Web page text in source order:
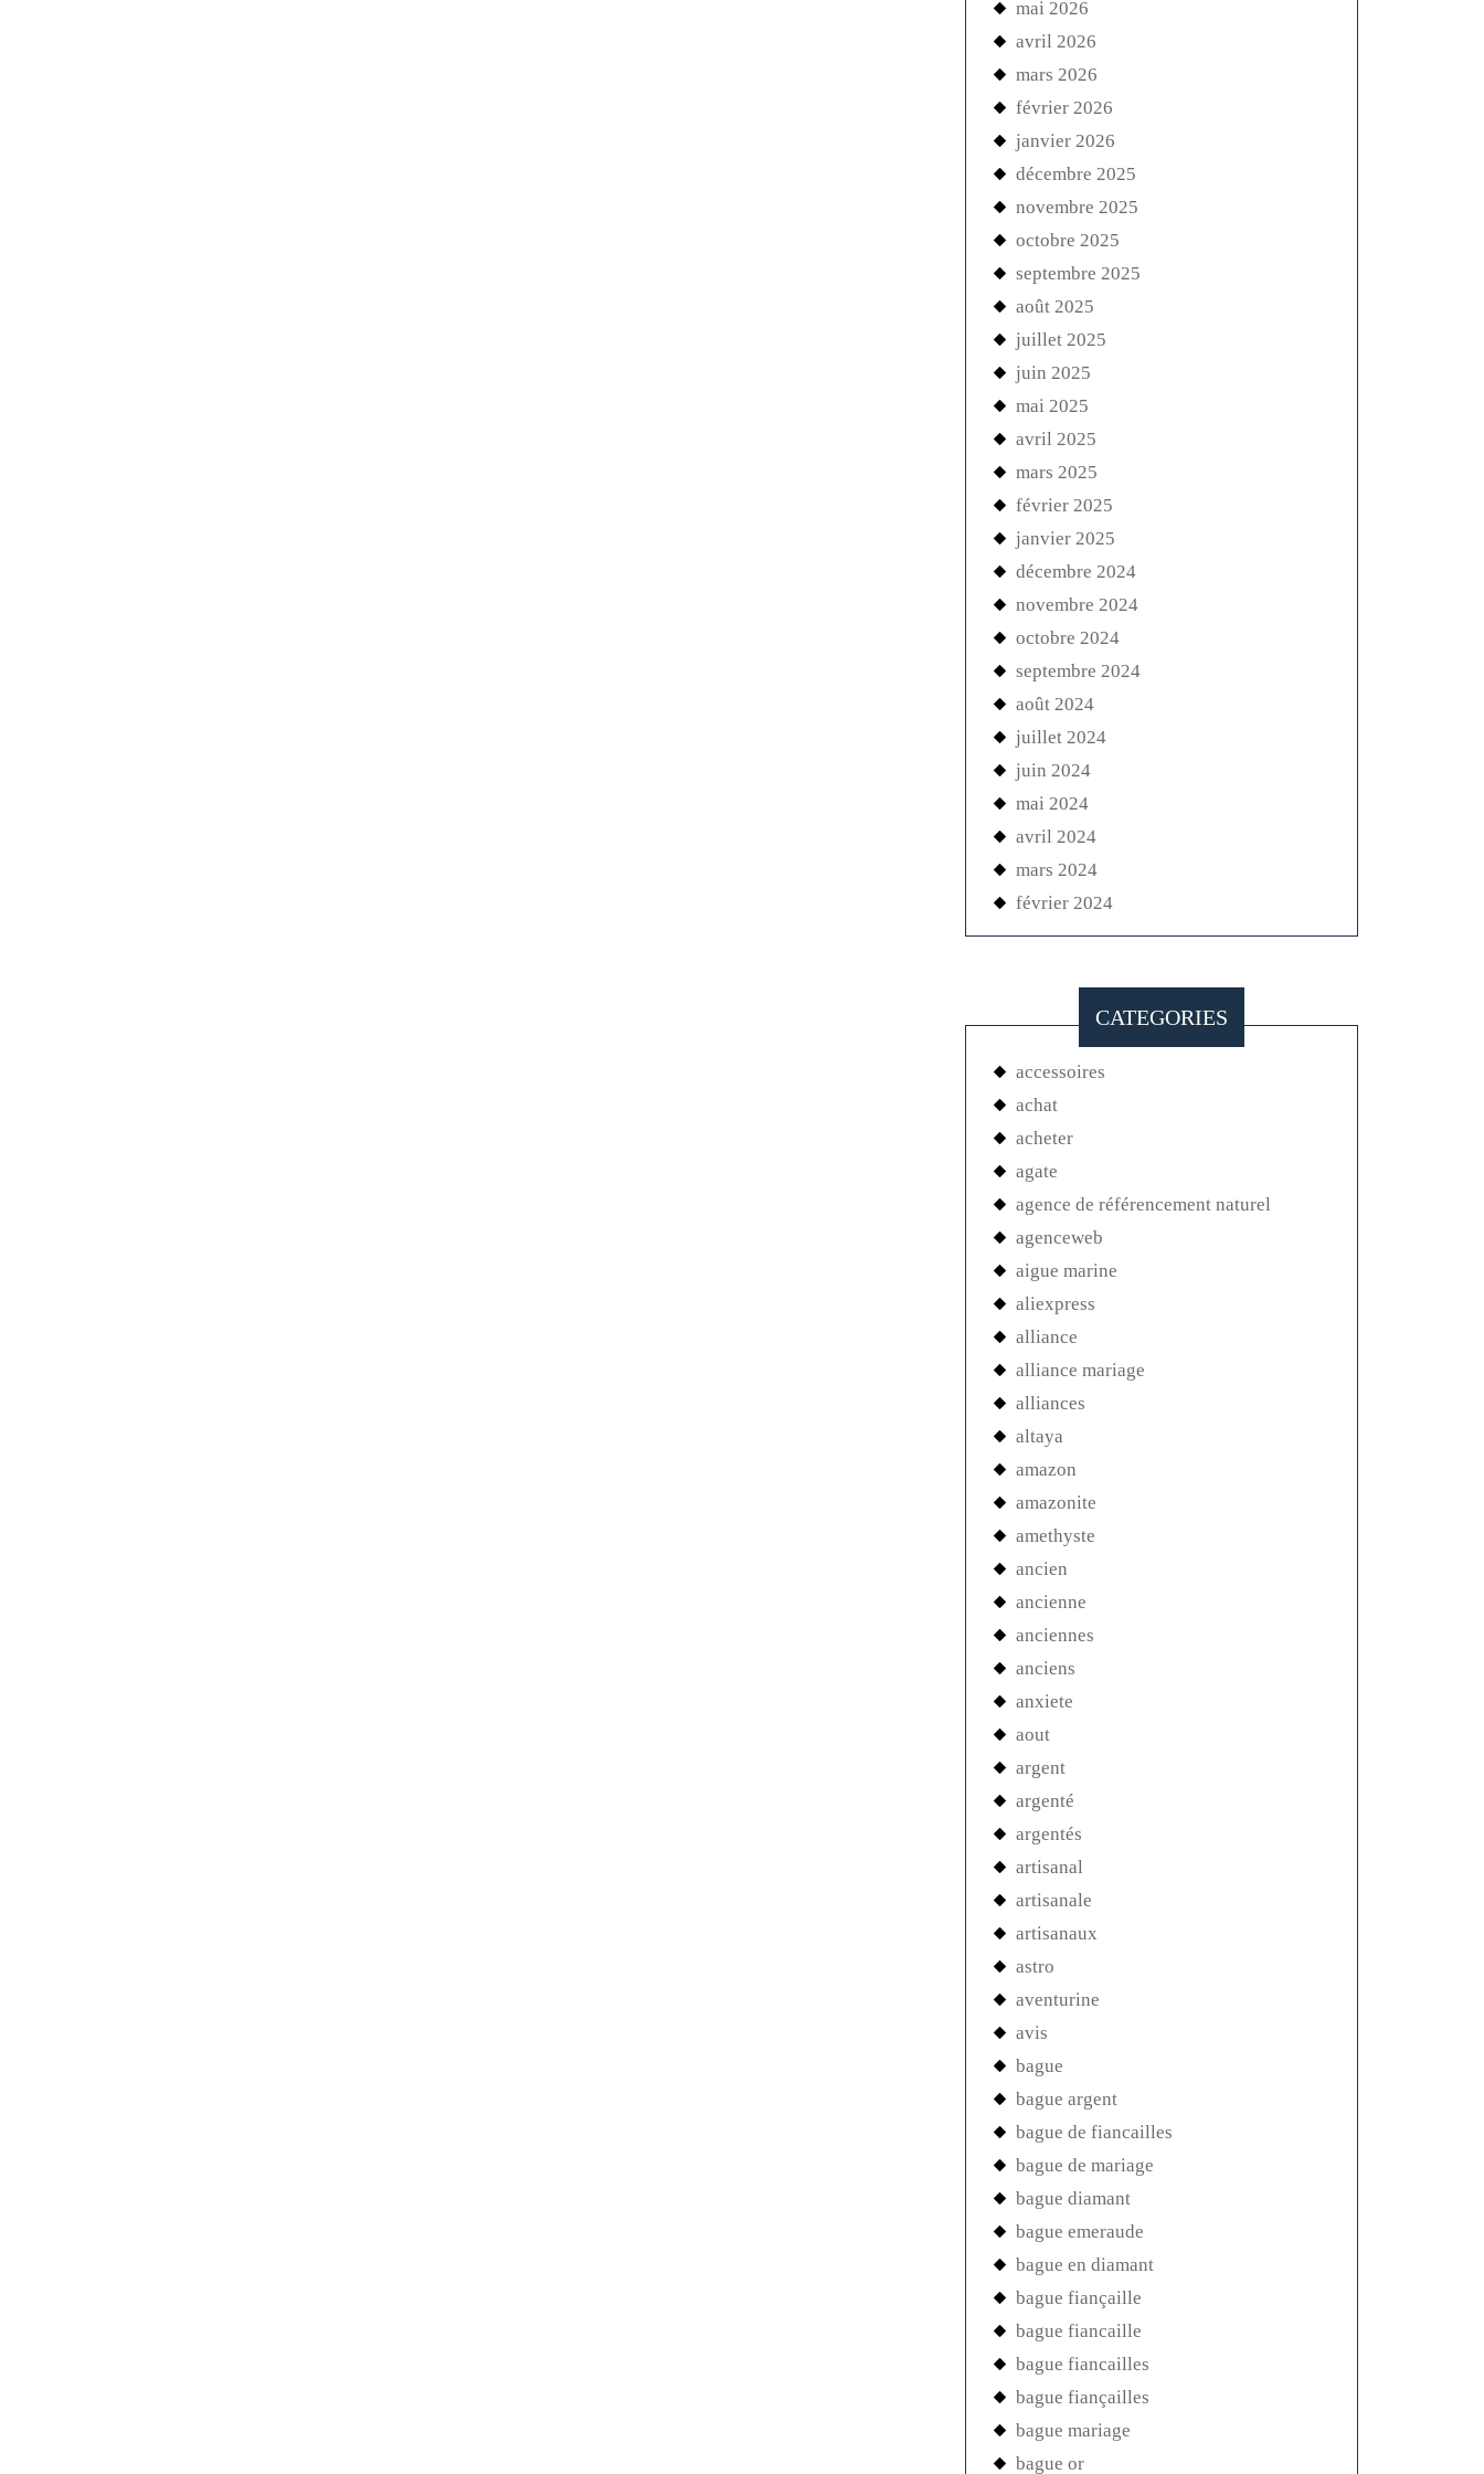
mai 2026
avril 2026
mars 2026
février 2026
janvier 2026
décembre 2025
novembre 2025
octobre 2025
septembre 2025
août 2025
juillet 2025
juin 2025
mai 2025
avril 2025
mars 2025
février 2025
janvier 2025
décembre 2024
novembre 2024
octobre 2024
septembre 2024
août 2024
juillet 2024
juin 2024
mai 2024
avril 2024
mars 2024
février 2024
CATEGORIES
accessoires
achat
acheter
agate
agence de référencement naturel
agenceweb
aigue marine
aliexpress
alliance
alliance mariage
alliances
altaya
amazon
amazonite
amethyste
ancien
ancienne
anciennes
anciens
anxiete
aout
argent
argenté
argentés
artisanal
artisanale
artisanaux
astro
aventurine
avis
bague
bague argent
bague de fiancailles
bague de mariage
bague diamant
bague emeraude
bague en diamant
bague fiançaille
bague fiancaille
bague fiancailles
bague fiançailles
bague mariage
bague or